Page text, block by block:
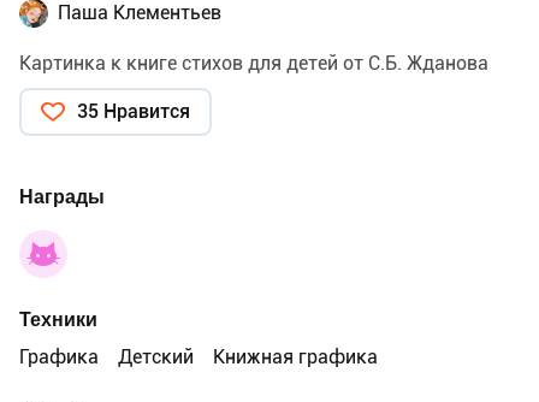
Паша Клементьев
Картинка к книге стихов для детей от С.Б. Жданова
35 Нравится
Награды
Техники
Графика
Детский Книжная графика